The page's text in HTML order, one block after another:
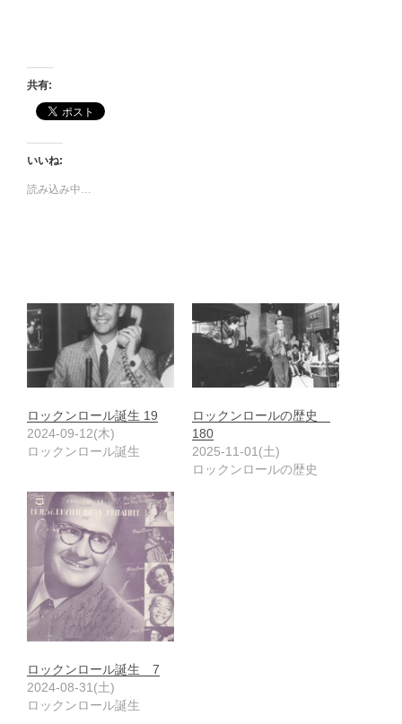
共有:
いいね:
読み込み中…
ロックンロール誕生 19
2024-09-12(木)
ロックンロール誕生
ロックンロールの歴史
180
2025-11-01(土)
ロックンロールの歴史
ロックンロール誕生 7
2024-08-31(土)
ロックンロール誕生